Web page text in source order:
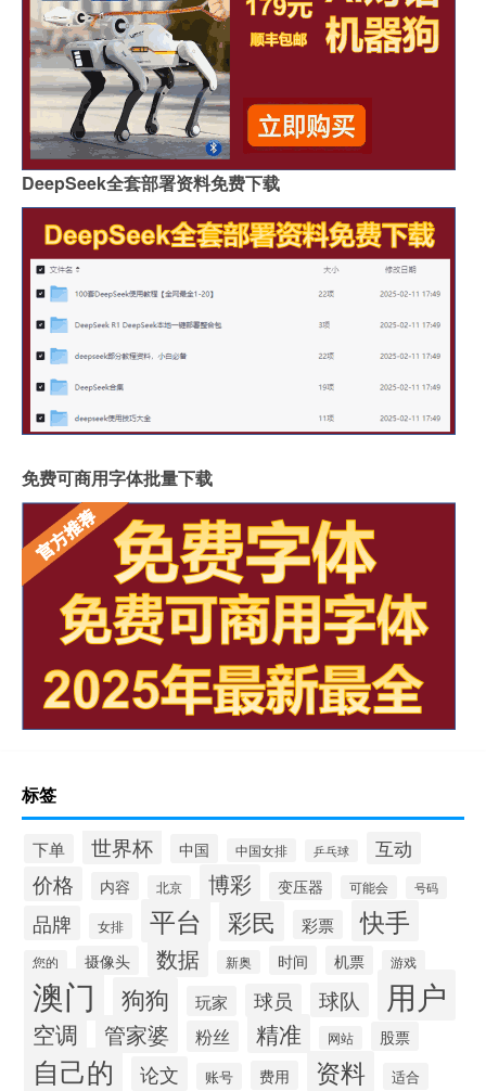
DeepSeek全套部署资料免费下载
免费可商用字体批量下载
标签
下单 世界杯 中国 中国女排 乒乓球 互动
价格 内容 北京 博彩 变压器 可能会 号码
品牌 女排 平台 彩民 彩票 快手
您的 摄像头 数据 新奥 时间 机票 游戏
澳门 狗狗 玩家 球员 球队 用户
空调 管家婆 粉丝 精准 网站 股票
自己的 论文 账号 费用 资料 适合